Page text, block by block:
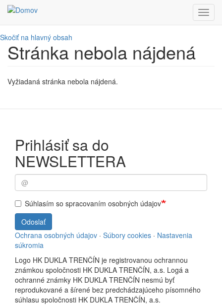
Skočiť na hlavný obsah
Stránka nebola nájdená
Vyžiadaná stránka nebola nájdená.
Prihlásiť sa do
NEWSLETTERA
Súhlasím so spracovaním osobných údajov
Odoslať
Ochrana osobných údajov · Súbory cookies · Nastavenia
súkromia
Logo HK DUKLA TRENČÍN je registrovanou ochrannou
známkou spoločnosti HK DUKLA TRENČÍN, a.s. Logá a
ochranné známky HK DUKLA TRENČÍN nesmú byť
reprodukované a šírené bez predchádzajúceho písomného
súhlasu spoločnosti HK DUKLA TRENČÍN, a.s.